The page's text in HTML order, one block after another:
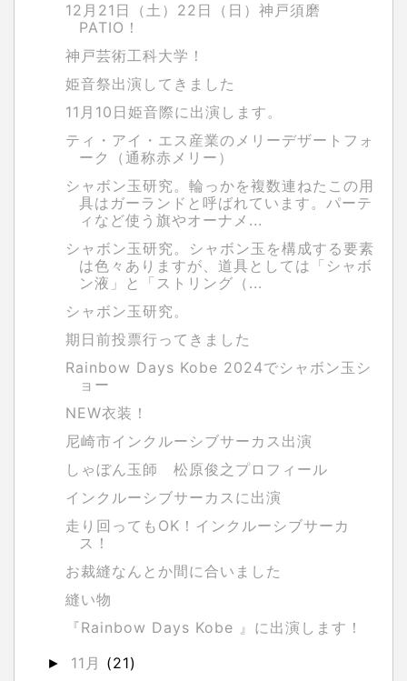
12月21日（土）22日（日）神戸須磨
PATIO！
神戸芸術工科大学！
姫音祭出演してきました
11月10日姫音際に出演します。
ティ・アイ・エス産業のメリーデザートフォ
ーク（通称赤メリー）
シャボン玉研究。輪っかを複数連ねたこの用
具はガーランドと呼ばれています。パーテ
ィなど使う旗やオーナメ...
シャボン玉研究。シャボン玉を構成する要素
は色々ありますが、道具としては「シャボ
ン液」と「ストリング（...
シャボン玉研究。
期日前投票行ってきました
Rainbow Days Kobe 2024でシャボン玉シ
ョー
NEW衣装！
尼崎市インクルーシブサーカス出演
しゃぼん玉師 松原俊之プロフィール
インクルーシブサーカスに出演
走り回ってもOK！インクルーシブサーカ
ス！
お裁縫なんとか間に合いました
縫い物
『Rainbow Days Kobe 』に出演します！
► 11月 (21)